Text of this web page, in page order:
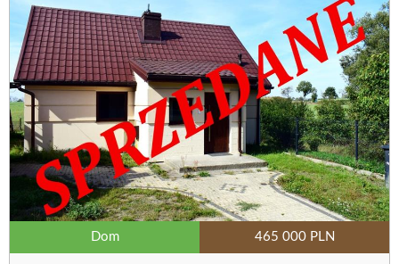
Dom 465 000 PLN